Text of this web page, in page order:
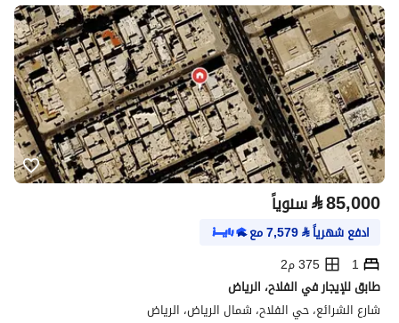
⃁85,000 سنوياً
ادفع شهرياً⃁
7,579مع
1
375 م2
طابق للإيجار في الفلاح، الرياض
شارع الشرائع، حي الفلاح، شمال الرياض، الرياض